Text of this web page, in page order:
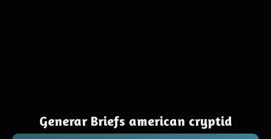
Generar Briefs american cryptid